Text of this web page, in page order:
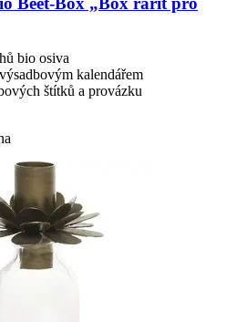
bio osiva
kalendářem
štítků a provázku